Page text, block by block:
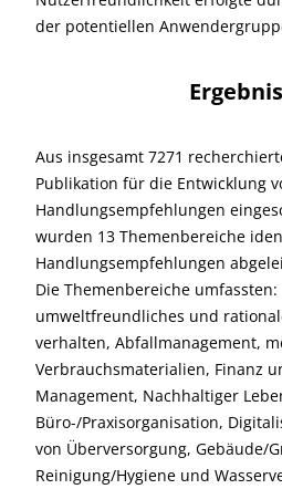
der potentiellen
Aus insgesamt 7271
Publikation für die Entwicklung
Handlungsempfehlungen
wurden 13 Themenbereiche
Handlungsempfehlungen
Die Themenbereiche
umweltfreundliches und
verhalten, Abfallmanagement,
Verbrauchsmaterialien, Finanz
Management, Nachhaltiger
Büro-/Praxisorganisation,
von Überversorgung, Gebäude/
Reinigung/Hygiene und